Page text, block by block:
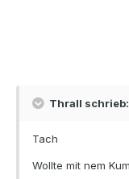
Thrall schrieb:
Tach
Wollte mit nem